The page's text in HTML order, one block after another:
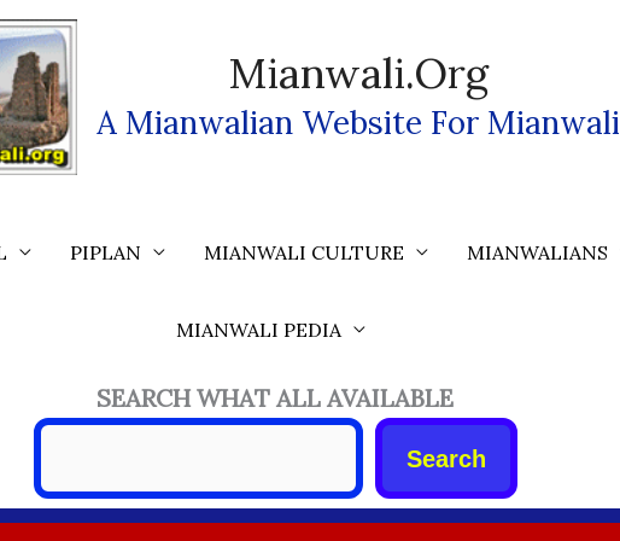
Mianwali.org
A Mianwalian Website For Mianwali
PIPLAN MIANWALI CULTURE MIANWALIANS
MIANWALI PEDIA
SEARCH WHAT ALL AVAILABLE
Search